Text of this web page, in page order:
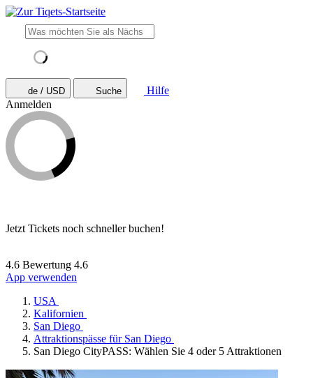
de / USD Suche
Hilfe
Anmelden
Jetzt Tickets noch schneller buchen!
4.6 Bewertung 4.6
App verwenden
USA
Kalifornien
San Diego
Attraktionspässe für San Diego
San Diego CityPASS: Wählen Sie 4 oder 5 Attraktionen